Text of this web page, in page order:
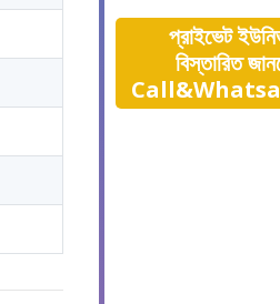
প্রাইভেট
বিস্তারিত